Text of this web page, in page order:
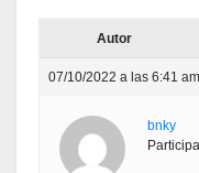
Autor
07/10/2022 a las 6:41 am
bnky